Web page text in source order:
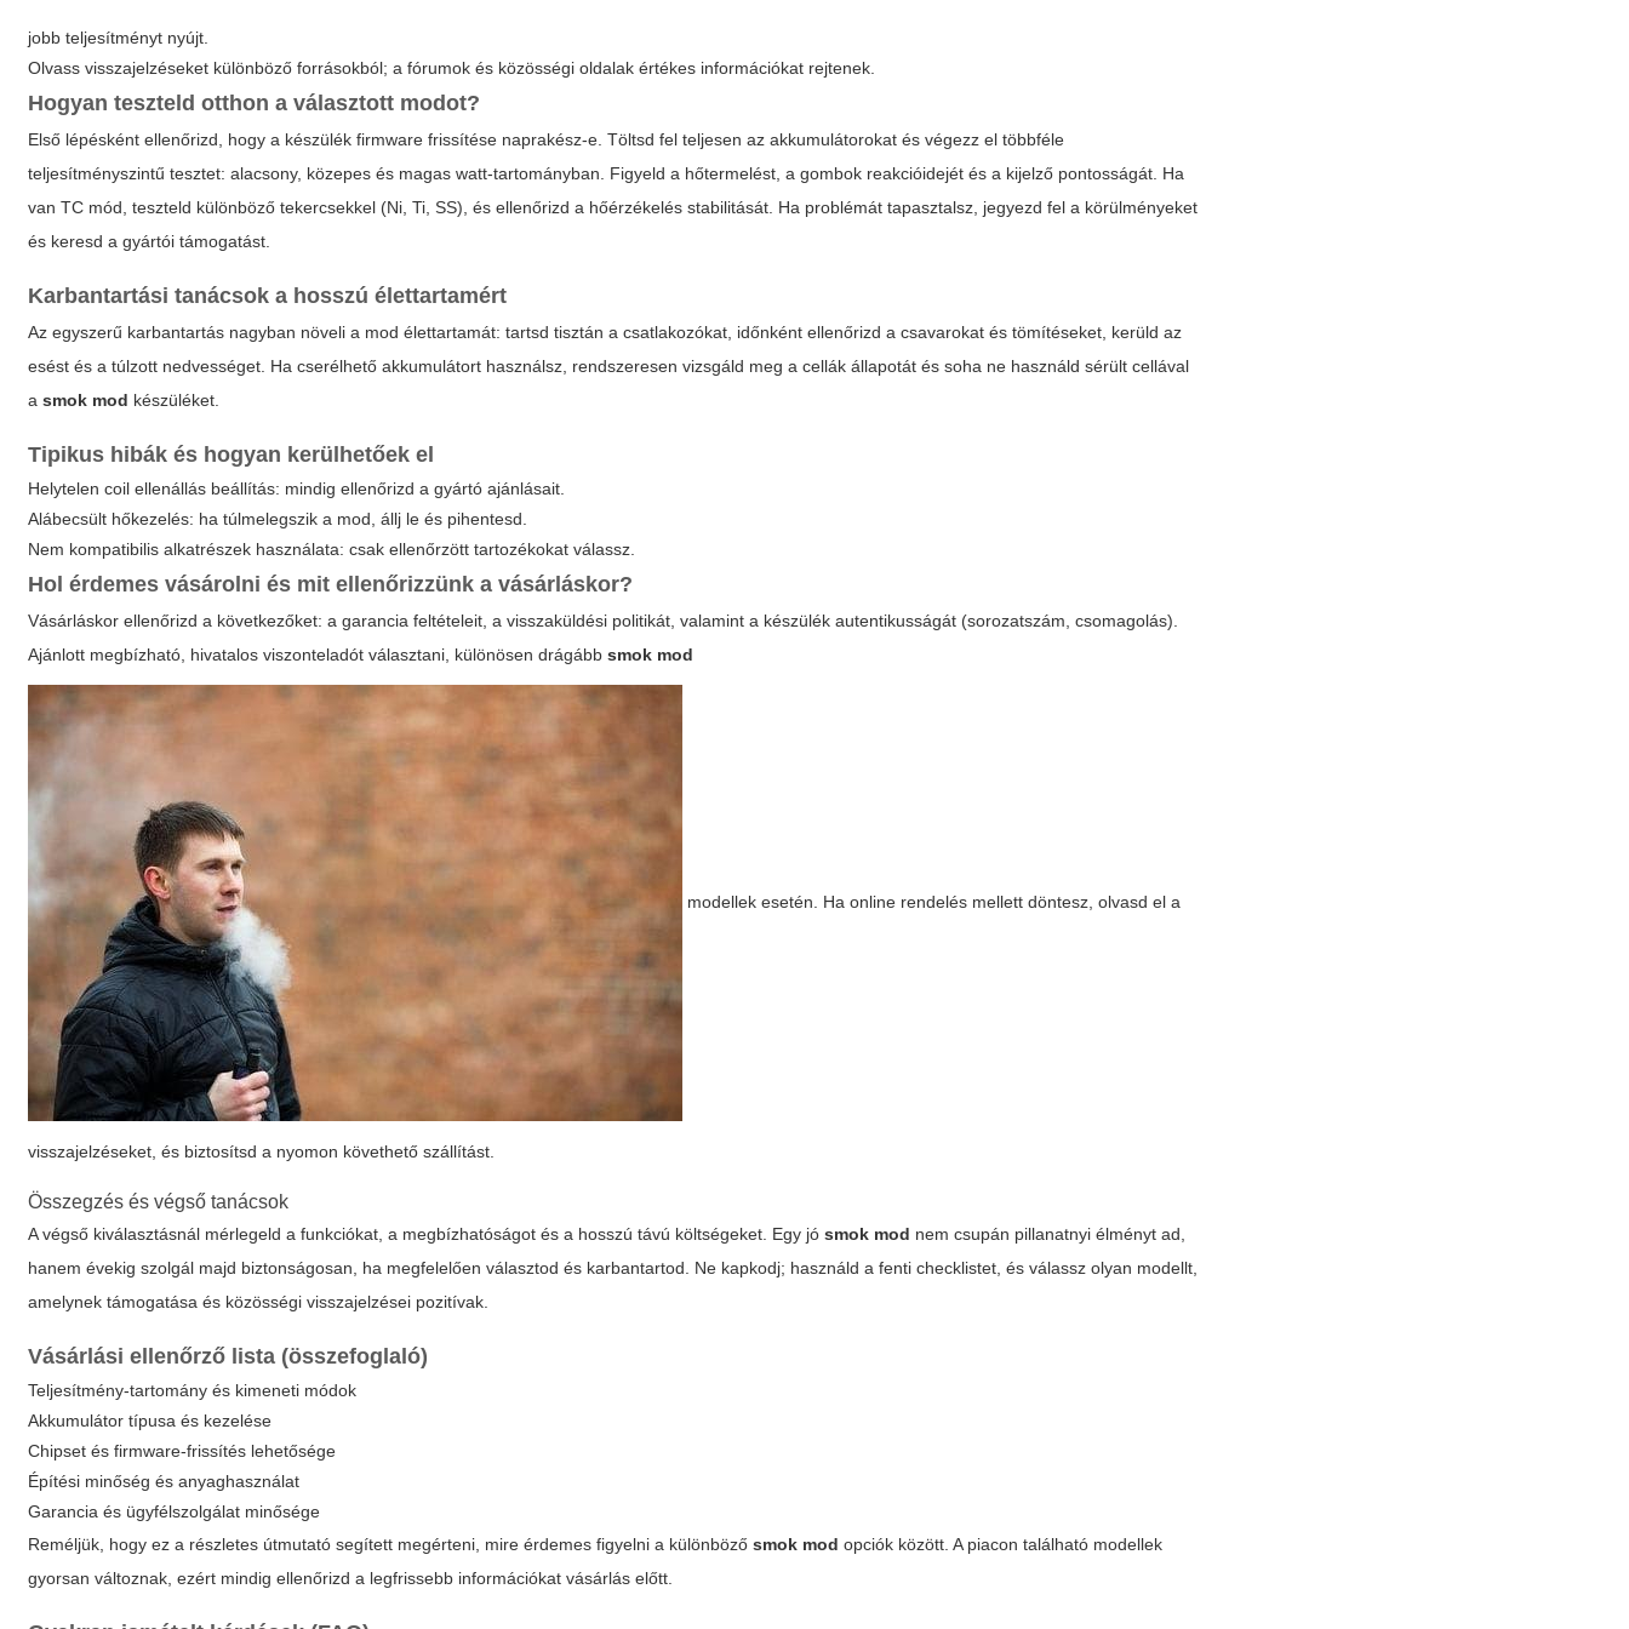
jobb teljesítményt nyújt.
Olvass visszajelzéseket különböző forrásokból; a fórumok és közösségi oldalak értékes információkat rejtenek.
Hogyan teszteld otthon a választott modot?
Első lépésként ellenőrizd, hogy a készülék firmware frissítése naprakész-e. Töltsd fel teljesen az akkumulátorokat és végezz el többféle
teljesítményszintű tesztet: alacsony, közepes és magas watt-tartományban. Figyeld a hőtermelést, a gombok reakcióidejét és a kijelző pontosságát. Ha
van TC mód, teszteld különböző tekercsekkel (Ni, Ti, SS), és ellenőrizd a hőérzékelés stabilitását. Ha problémát tapasztalsz, jegyezd fel a körülményeket
és keresd a gyártói támogatást.
Karbantartási tanácsok a hosszú élettartamért
Az egyszerű karbantartás nagyban növeli a mod élettartamát: tartsd tisztán a csatlakozókat, időnként ellenőrizd a csavarokat és tömítéseket, kerüld az
esést és a túlzott nedvességet. Ha cserélhető akkumulátort használsz, rendszeresen vizsgáld meg a cellák állapotát és soha ne használd sérült cellával
asmok mod készüléket.
Tipikus hibák és hogyan kerülhetőek el
Helytelen coil ellenállás beállítás: mindig ellenőrizd a gyártó ajánlásait.
Alábecsült hőkezelés: ha túlmelegszik a mod, állj le és pihentesd.
Nem kompatibilis alkatrészek használata: csak ellenőrzött tartozékokat válassz.
Hol érdemes vásárolni és mit ellenőrizzünk a vásárláskor?
Vásárláskor ellenőrizd a következőket: a garancia feltételeit, a visszaküldési politikát, valamint a készülék autentikusságát (sorozatszám, csomagolás).
Ajánlott megbízható, hivatalos viszonteladót választani, különösen drágábbsmok mod
modellek esetén. Ha online rendelés mellett döntesz, olvasd el a
visszajelzéseket, és biztosítsd a nyomon követhető szállítást.
Összegzés és végső tanácsok
A végső kiválasztásnál mérlegeld a funkciókat, a megbízhatóságot és a hosszú távú költségeket. Egy jósmok mod nem csupán pillanatnyi élményt ad,
hanem évekig szolgál majd biztonságosan, ha megfelelően választod és karbantartod. Ne kapkodj; használd a fenti checklistet, és válassz olyan modellt,
amelynek támogatása és közösségi visszajelzései pozitívak.
Vásárlási ellenőrző lista (összefoglaló)
Teljesítmény-tartomány és kimeneti módok
Akkumulátor típusa és kezelése
Chipset és firmware-frissítés lehetősége
Építési minőség és anyaghasználat
Garancia és ügyfélszolgálat minősége
Reméljük, hogy ez a részletes útmutató segített megérteni, mire érdemes figyelni a különbözősmok mod opciók között. A piacon található modellek
gyorsan változnak, ezért mindig ellenőrizd a legfrissebb információkat vásárlás előtt.